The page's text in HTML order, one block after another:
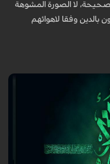
لا الصورة المشوهة
بالدين وفقا لاهوائهم